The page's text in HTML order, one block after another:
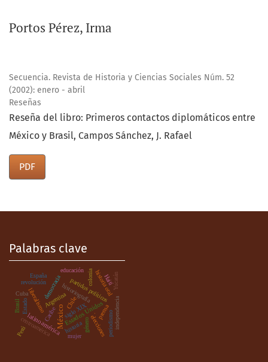
Portos Pérez, Irma
Secuencia. Revista de Historia y Ciencias Sociales Núm. 52
(2002): enero - abril
Reseñas
Reseña del libro: Primeros contactos diplomáticos entre
México y Brasil, Campos Sánchez, J. Rafael
PDF
Palabras clave
MéxicoEstados Unidos
latinoamérica
siglo XIX
Argentinapartidos políticos
democracia
elecciones
historiografíahistoria oral
independencia
liberalismo
Caribe
revolución
Estado
género
colonia
España
Cuba
centroamérica
prensa
Chile
historia
mujer
Brasil
educación
periodismo
HaitíYucatán
.
Perú